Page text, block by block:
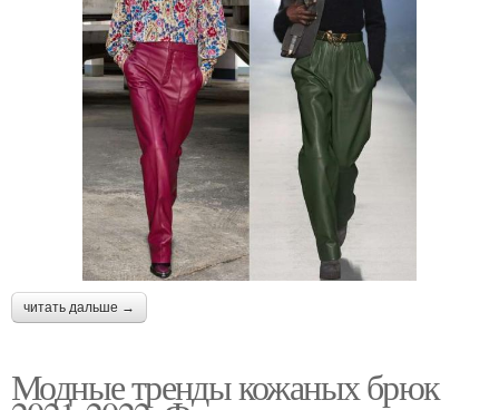
читать дальше →
Модные тренды кожаных брюк